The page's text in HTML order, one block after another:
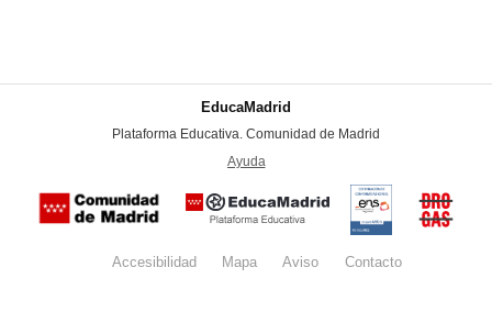
EducaMadrid
Plataforma Educativa. Comunidad de Madrid
Ayuda
Certificación
conformidad
con el
Nacional de
Seguridad
del
Accesibilidad Mapa Aviso legalContacto